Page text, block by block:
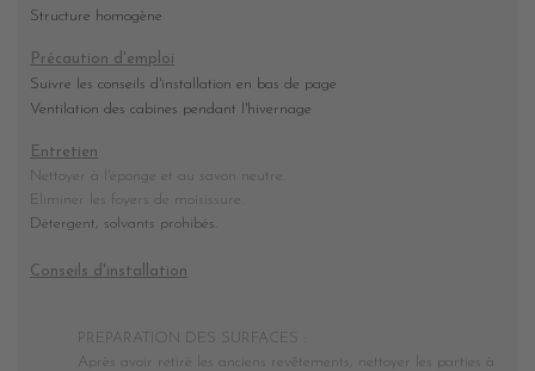
Structure homogène
Précaution d'emploi
Suivre les conseils d'installation en bas de page
Ventilation des cabines pendant l'hivernage
Entretien
Nettoyer à l'éponge et au savon neutre.
Eliminer les foyers de moisissure
Détergent, solvants prohibés.
Conseils d'installation
PREPARATION DES SURFACES :
Après avoir retiré les anciens revêtements, nettoyer les parties à